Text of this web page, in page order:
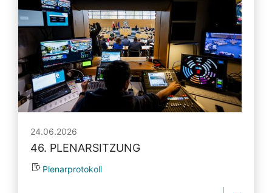
24.06.2026
46. PLENARSITZUNG
Plenarprotokoll